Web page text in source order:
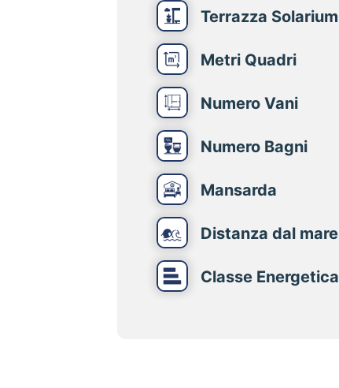
Terrazza Solarium
Metri Quadri
Numero Vani
Numero Bagni
Mansarda
Distanza dal mare
Classe Energetica